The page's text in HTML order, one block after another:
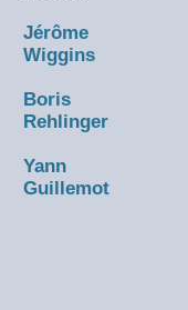
Jérôme
Wiggins
Boris
Rehlinger
Yann
Guillemot